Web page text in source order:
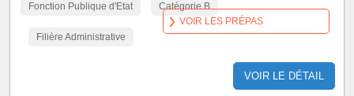
Fonction Publique d'Etat Catégorie B
Filière Administrative
VOIR LE DÉTAIL
VOIR LES PRÉPAS